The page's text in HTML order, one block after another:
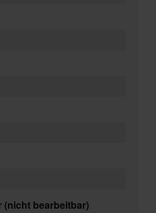
(nicht bearbeitbar)